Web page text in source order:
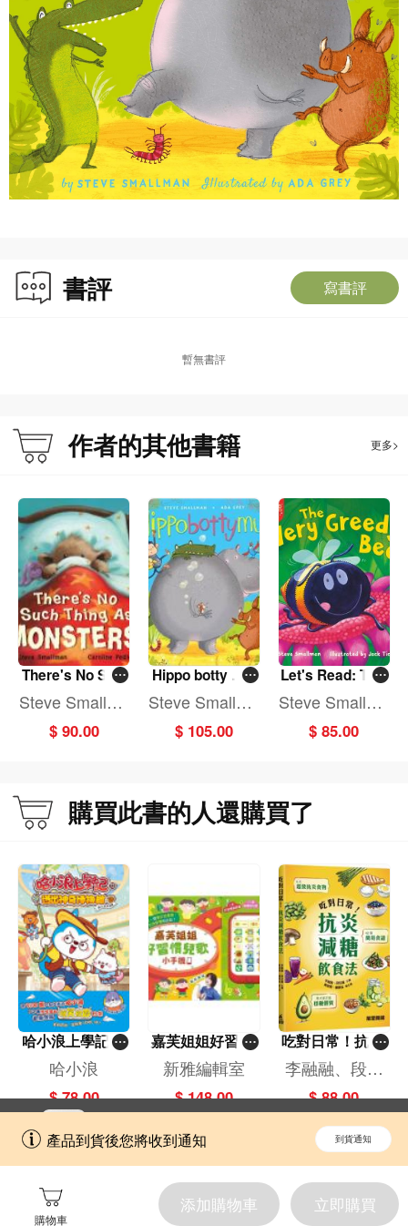
產品到貨後您將收到通知 到貨通知
購物車
添加購物車 立即購買
書評 寫書評
暫無書評
作者的其他書籍 更多>
There's No Suc
h Thing As Mon
sters
Steve Smallma
n
$ 90.00
Hippo botty mu
s
Steve Smallma
n
$ 105.00
Let's Read: The
Very Greedy Be
e
Steve Smallma
n
$ 85.00
購買此書的人還購買了
哈小浪上學記(1
3)——逃出神奇
博物館
哈小浪
$ 78.00
嘉芙姐姐好習慣
兒歌小手機
新雅編輯室
$ 148.00
吃對日常！抗炎
減糖飲食法
李融融、段佳
麗,黃梨煜、顧
凱辰
$ 88.00
擁抱更全面的購物和文化體驗。
開啟